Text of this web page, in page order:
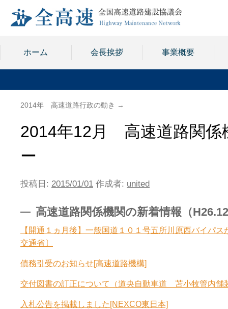
ホーム 会長挨拶 事業概要
2014年 高速道路行政の動き →
2014年12月 高速道路関係
ー
投稿日: 2015/01/01 作成者: united
高速道路関係機関の新着情報（
【開通１ヵ月後】一般国道１０１号五所川原西バイパ
交通省〕
債務引受のお知らせ[高速道路機構]
交付図書の訂正について（道央自動車道 苫小牧管内舗
入札公告を掲載しました[NEXCO東日本]